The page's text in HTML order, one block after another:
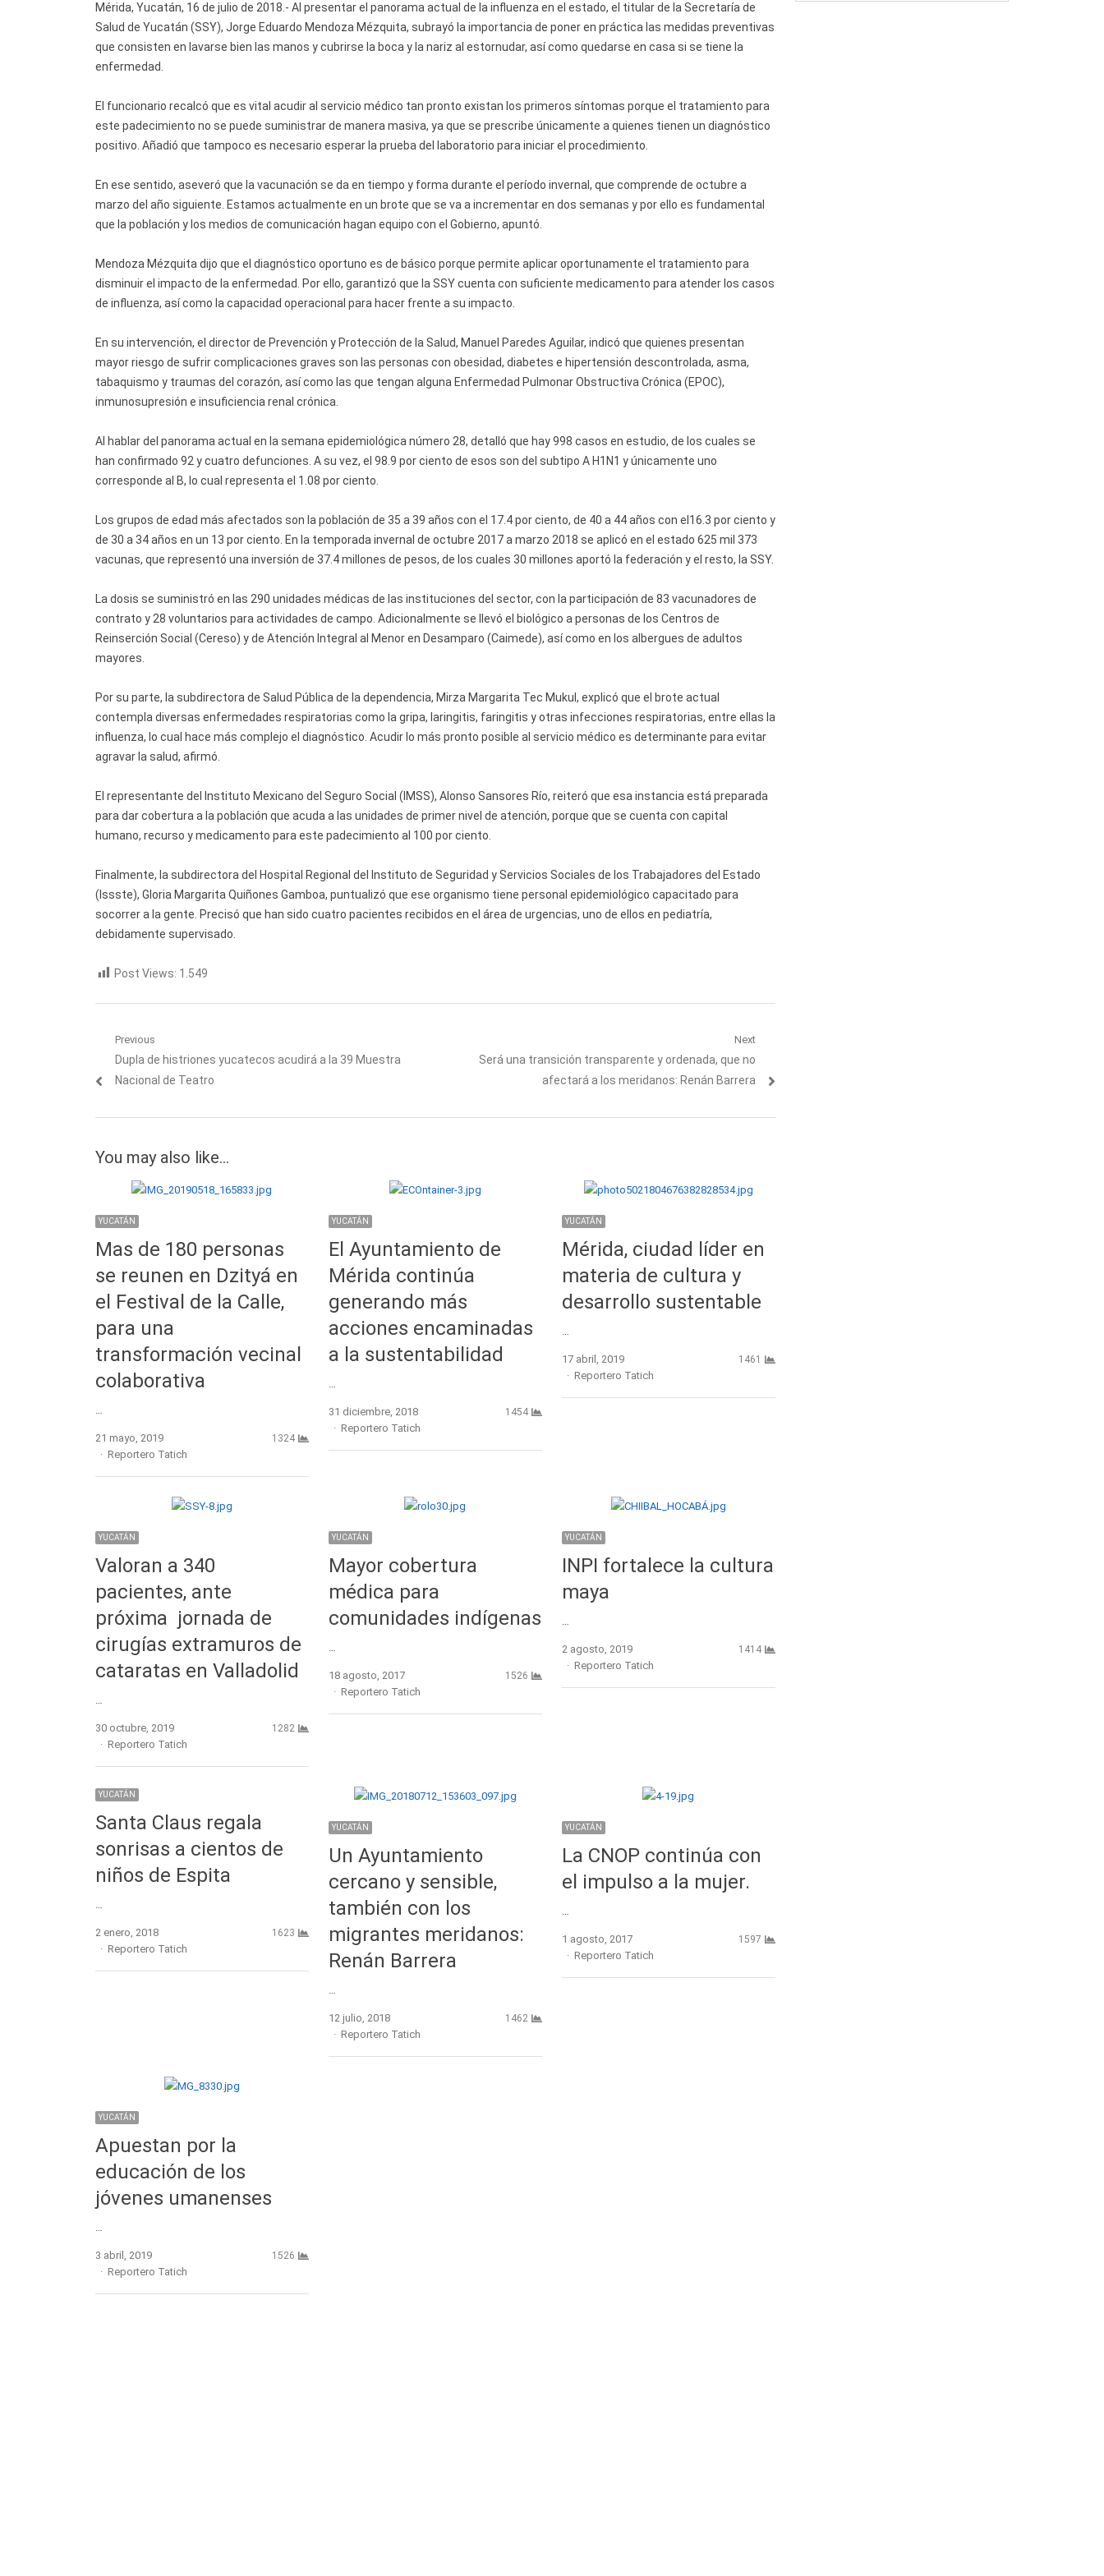
Mérida, Yucatán, 16 de julio de 2018.- Al presentar el panorama actual de la influenza en el estado, el titular de la Secretaría de
Salud de Yucatán (SSY), Jorge Eduardo Mendoza Mézquita, subrayó la importancia de poner en práctica las medidas preventivas
que consisten en lavarse bien las manos y cubrirse la boca y la nariz al estornudar, así como quedarse en casa si se tiene la
enfermedad.
El funcionario recalcó que es vital acudir al servicio médico tan pronto existan los primeros síntomas porque el tratamiento para
este padecimiento no se puede suministrar de manera masiva, ya que se prescribe únicamente a quienes tienen un diagnóstico
positivo. Añadió que tampoco es necesario esperar la prueba del laboratorio para iniciar el procedimiento.
En ese sentido, aseveró que la vacunación se da en tiempo y forma durante el período invernal, que comprende de octubre a
marzo del año siguiente. Estamos actualmente en un brote que se va a incrementar en dos semanas y por ello es fundamental
que la población y los medios de comunicación hagan equipo con el Gobierno, apuntó.
Mendoza Mézquita dijo que el diagnóstico oportuno es de básico porque permite aplicar oportunamente el tratamiento para
disminuir el impacto de la enfermedad. Por ello, garantizó que la SSY cuenta con suficiente medicamento para atender los casos
de influenza, así como la capacidad operacional para hacer frente a su impacto.
En su intervención, el director de Prevención y Protección de la Salud, Manuel Paredes Aguilar, indicó que quienes presentan
mayor riesgo de sufrir complicaciones graves son las personas con obesidad, diabetes e hipertensión descontrolada, asma,
tabaquismo y traumas del corazón, así como las que tengan alguna Enfermedad Pulmonar Obstructiva Crónica (EPOC),
inmunosupresión e insuficiencia renal crónica.
Al hablar del panorama actual en la semana epidemiológica número 28, detalló que hay 998 casos en estudio, de los cuales se
han confirmado 92 y cuatro defunciones. A su vez, el 98.9 por ciento de esos son del subtipo A H1N1 y únicamente uno
corresponde al B, lo cual representa el 1.08 por ciento.
Los grupos de edad más afectados son la población de 35 a 39 años con el 17.4 por ciento, de 40 a 44 años con el16.3 por ciento y
de 30 a 34 años en un 13 por ciento. En la temporada invernal de octubre 2017 a marzo 2018 se aplicó en el estado 625 mil 373
vacunas, que representó una inversión de 37.4 millones de pesos, de los cuales 30 millones aportó la federación y el resto, la SSY.
La dosis se suministró en las 290 unidades médicas de las instituciones del sector, con la participación de 83 vacunadores de
contrato y 28 voluntarios para actividades de campo. Adicionalmente se llevó el biológico a personas de los Centros de
Reinserción Social (Cereso) y de Atención Integral al Menor en Desamparo (Caimede), así como en los albergues de adultos
mayores.
Por su parte, la subdirectora de Salud Pública de la dependencia, Mirza Margarita Tec Mukul, explicó que el brote actual
contempla diversas enfermedades respiratorias como la gripa, laringitis, faringitis y otras infecciones respiratorias, entre ellas la
influenza, lo cual hace más complejo el diagnóstico. Acudir lo más pronto posible al servicio médico es determinante para evitar
agravar la salud, afirmó.
El representante del Instituto Mexicano del Seguro Social (IMSS), Alonso Sansores Río, reiteró que esa instancia está preparada
para dar cobertura a la población que acuda a las unidades de primer nivel de atención, porque que se cuenta con capital
humano, recurso y medicamento para este padecimiento al 100 por ciento.
Finalmente, la subdirectora del Hospital Regional del Instituto de Seguridad y Servicios Sociales de los Trabajadores del Estado
(Issste), Gloria Margarita Quiñones Gamboa, puntualizó que ese organismo tiene personal epidemiológico capacitado para
socorrer a la gente. Precisó que han sido cuatro pacientes recibidos en el área de urgencias, uno de ellos en pediatría,
debidamente supervisado.
Post Views: 1.549
Navegación
de
Previous
Previous
post:
Dupla de histriones yucatecos acudirá a la 39 Muestra
Nacional de Teatro
Next
Next
Será una transición transparente y ordenada, que no
afectará a los meridanos: Renán Barrera
You may also like...
YUCATÁN
Mas de 180 personas
se reunen en Dzityá en
el Festival de la Calle,
para una
transformación vecinal
colaborativa
21 mayo, 2019
Author
Reportero Tatich
1324
YUCATÁN
El Ayuntamiento de
Mérida continúa
generando más
acciones encaminadas
a la sustentabilidad
31 diciembre, 2018
Author
Reportero Tatich
1454
YUCATÁN
Mérida, ciudad líder en
materia de cultura y
desarrollo sustentable
17 abril, 2019
Author
Reportero Tatich
1461
YUCATÁN
Valoran a 340
pacientes, ante
próxima jornada de
cirugías extramuros de
cataratas en Valladolid
30 octubre, 2019
Author
Reportero Tatich
1282
YUCATÁN
Mayor cobertura
médica para
comunidades indígenas
18 agosto, 2017
Author
Reportero Tatich
1526
YUCATÁN
INPI fortalece la cultura
maya
2 agosto, 2019
Author
Reportero Tatich
1414
YUCATÁN
Santa Claus regala
sonrisas a cientos de
niños de Espita
2 enero, 2018
Author
Reportero Tatich
1623
YUCATÁN
Un Ayuntamiento
cercano y sensible,
también con los
migrantes meridanos:
Renán Barrera
12 julio, 2018
Author
Reportero Tatich
1462
YUCATÁN
La CNOP continúa con
el impulso a la mujer.
1 agosto, 2017
Author
Reportero Tatich
1597
YUCATÁN
Apuestan por la
educación de los
jóvenes umanenses
3 abril, 2019
Author
Reportero Tatich
1526